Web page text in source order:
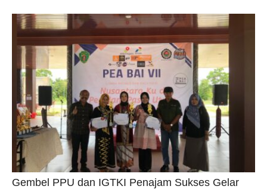
Gembel PPU dan IGTKI Penajam Sukses Gelar